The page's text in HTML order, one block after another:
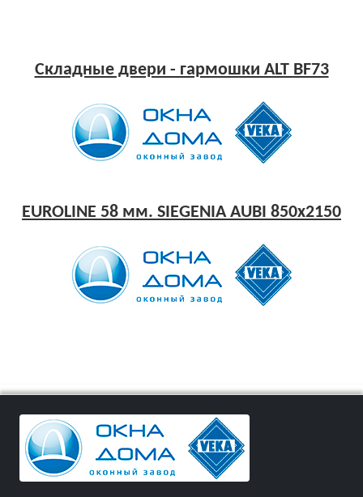
Складные двери - гармошки ALT BF73
EUROLINE 58 мм. SIEGENIA AUBI 850x2150